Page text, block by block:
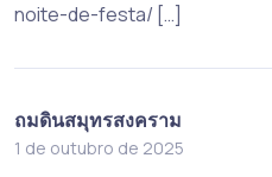
noite-de-festa/ […]
ถมดินสมุทรสงคราม
1 de outubro de 2025